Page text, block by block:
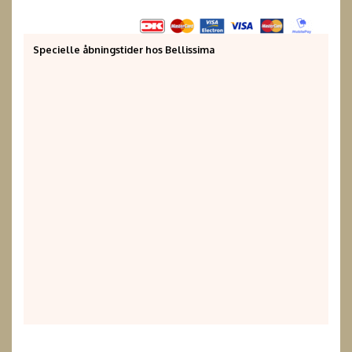
Specielle åbningstider hos Bellissima